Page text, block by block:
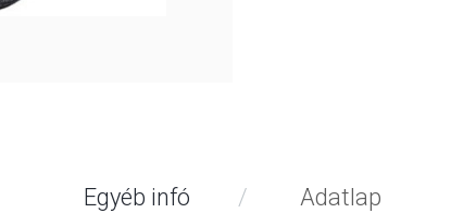
Egyéb infó Adatlap